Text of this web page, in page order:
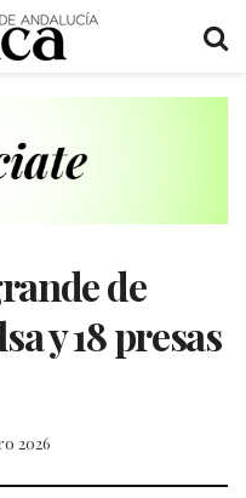
de
y 18 presas
2026